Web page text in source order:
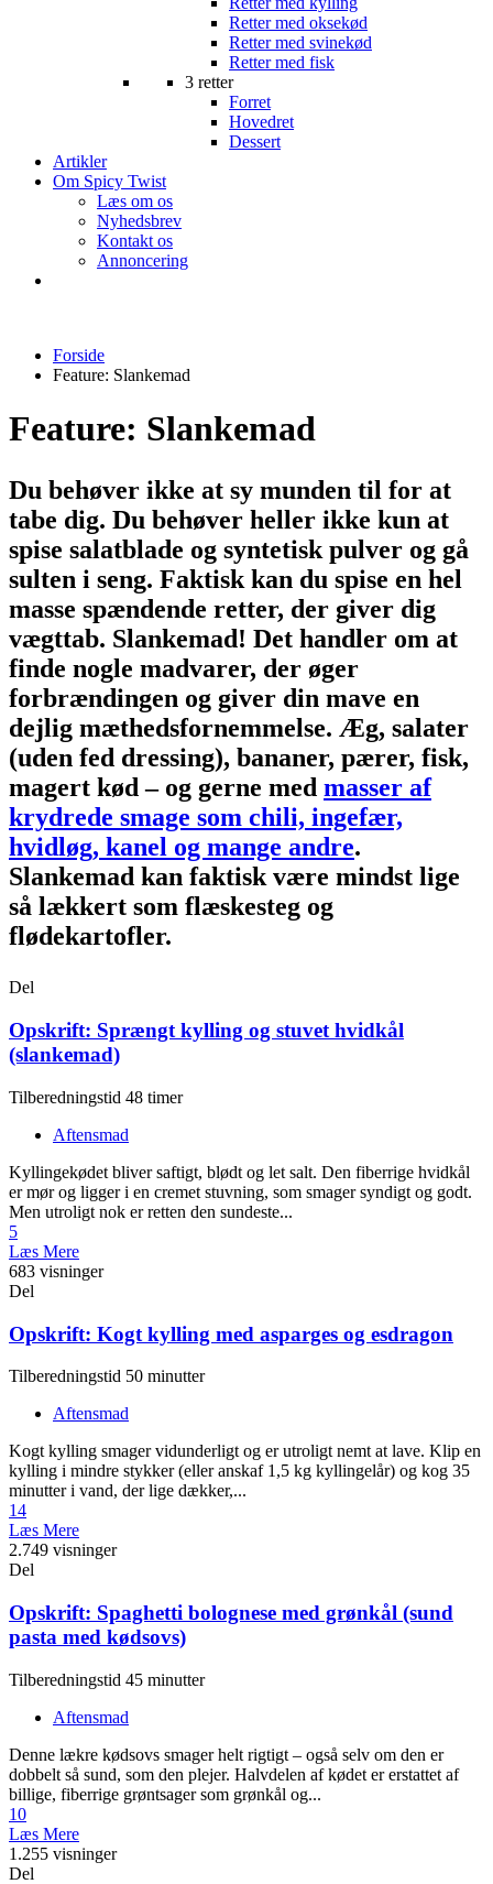
Retter med oksekød
Retter med svinekød
Retter med fisk
3 retter
Forret
Hovedret
Dessert
Artikler
Om Spicy Twist
Læs om os
Nyhedsbrev
Kontakt os
Annoncering
Forside
Feature: Slankemad
Feature: Slankemad
Du behøver ikke at sy munden til for at
tabe dig. Du behøver heller ikke kun at
spise salatblade og syntetisk pulver og gå
sulten i seng. Faktisk kan du spise en hel
masse spændende retter, der giver dig
vægttab. Slankemad! Det handler om at
finde nogle madvarer, der øger
forbrændingen og giver din mave en
dejlig mæthedsfornemmelse. Æg, salater
(uden fed dressing), bananer, pærer, fisk,
magert kød – og gerne med masser af
krydrede smage som chili, ingefær,
hvidløg, kanel og mange andre.
Slankemad kan faktisk være mindst lige
så lækkert som flæskesteg og
flødekartofler.
Del
Opskrift: Sprængt kylling og stuvet hvidkål
(slankemad)
Tilberedningstid 48 timer
Aftensmad
Kyllingekødet bliver saftigt, blødt og let salt. Den fiberrige hvidkål
er mør og ligger i en cremet stuvning, som smager syndigt og godt.
Men utroligt nok er retten den sundeste...
5
Læs Mere
683 visninger
Del
Opskrift: Kogt kylling med asparges og esdragon
Tilberedningstid 50 minutter
Aftensmad
Kogt kylling smager vidunderligt og er utroligt nemt at lave. Klip en
kylling i mindre stykker (eller anskaf 1,5 kg kyllingelår) og kog 35
minutter i vand, der lige dækker,...
14
Læs Mere
2.749 visninger
Del
Opskrift: Spaghetti bolognese med grønkål (sund
pasta med kødsovs)
Tilberedningstid 45 minutter
Aftensmad
Denne lækre kødsovs smager helt rigtigt – også selv om den er
dobbelt så sund, som den plejer. Halvdelen af kødet er erstattet af
billige, fiberrige grøntsager som grønkål og...
10
Læs Mere
1.255 visninger
Del